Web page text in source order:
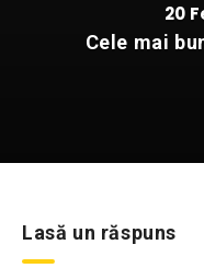
20
Cele mai
Lasă un răspuns